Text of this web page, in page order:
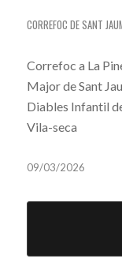
CORREFOC DE SANT
Correfoc a La
Major de Sant
Diables Infantil
Vila-seca
09/03/2026